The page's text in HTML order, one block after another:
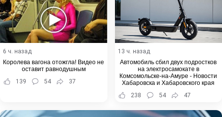
6 ч. назад
Королева вагона отожгла! Видео не
оставит равнодушным
139
54 37
13 ч. назад
Автомобиль сбил двух подростков
на электросамокате в
Комсомольске-на-Амуре - Новости
Хабаровска и Хабаровского края
238
54 47